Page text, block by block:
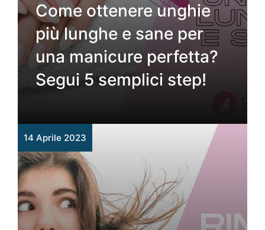
Come ottenere unghie
più lunghe e sane per
una manicure perfetta?
Segui 5 semplici step!
14 Aprile 2023